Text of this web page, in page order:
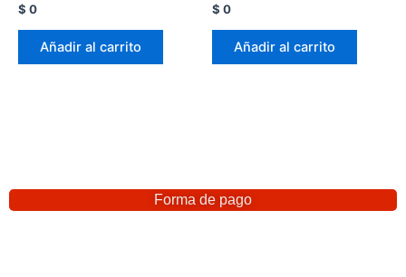
$ 0
Añadir al carrito
$ 0
Añadir al carrito
Forma de pago